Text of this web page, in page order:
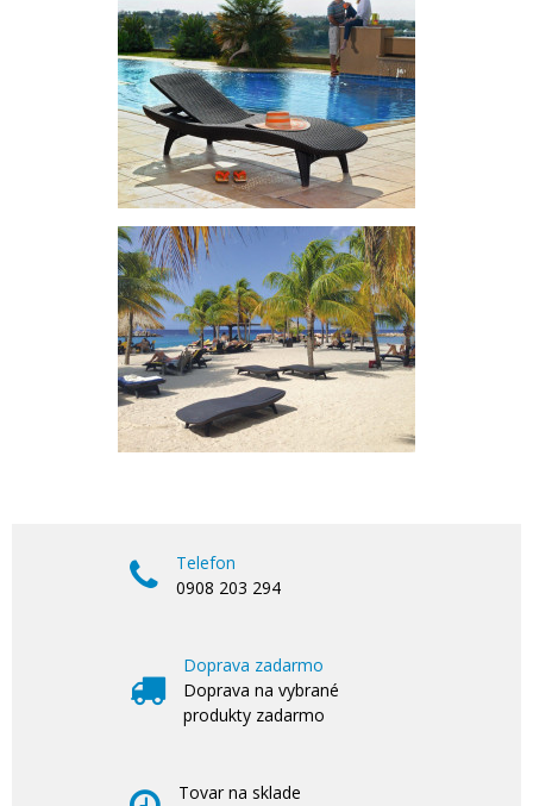
Telefon
0908 203 294
Doprava zadarmo
Doprava na vybrané
produkty zadarmo
Tovar na sklade